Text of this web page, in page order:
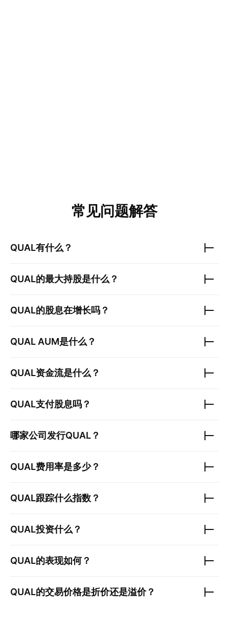
常见问题解答
QUAL有什么？
QUAL的最大持股是什么？
QUAL的股息在增长吗？
QUAL AUM是什么？
QUAL资金流是什么？
QUAL支付股息吗？
哪家公司发行QUAL ？
QUAL费用率是多少？
QUAL跟踪什么指数？
QUAL投资什么？
QUAL的表现如何？
QUAL的交易价格是折价还是溢价？